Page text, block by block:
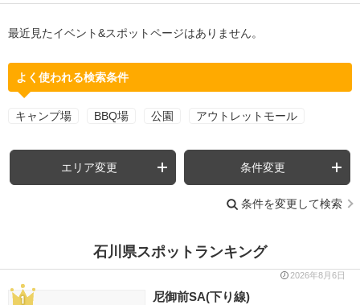
最近見たイベント&スポットページはありません。
よく使われる検索条件
キャンプ場 BBQ場 公園 アウトレットモール
エリア変更 条件変更
条件を変更して検索
石川県スポットランキング
2026年8月6日
尼御前SA(下り線)